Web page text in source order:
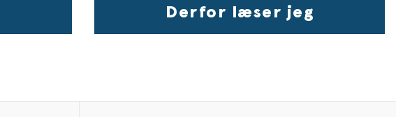
Derfor læser jeg